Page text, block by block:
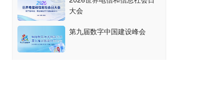
大会
第九届数字中国建设峰会